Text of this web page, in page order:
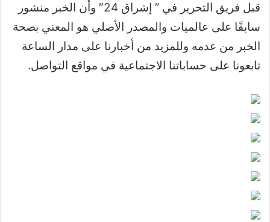
قبل فريق التحرير في ” إشراق 24″ وأن الخبر منشور
سابقًا على عالميات والمصدر الأصلي هو المعني بصحة
الخبر من عدمه وللمزيد من أخبارنا على مدار الساعة
تابعونا على حساباتنا الاجتماعية في مواقع التواصل.